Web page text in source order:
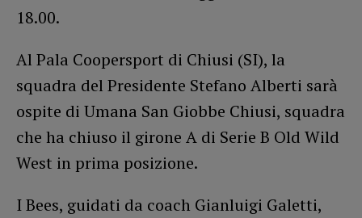
18.00.
Al Pala Coopersport di Chiusi (SI), la
squadra del Presidente Stefano Alberti sarà
ospite di Umana San Giobbe Chiusi, squadra
che ha chiuso il girone A di Serie B Old Wild
West in prima posizione.
I Bees, guidati da coach Gianluigi Galetti,